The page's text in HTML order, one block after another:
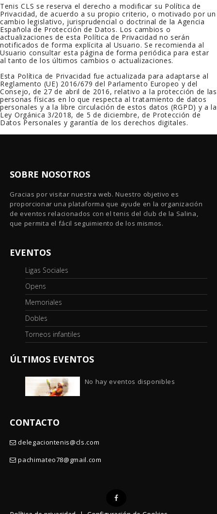
Tenis CLS se reserva el derecho a modificar su Política de
Privacidad, de acuerdo a su propio criterio, o motivado por un
cambio legislativo, jurisprudencial o doctrinal de la Agencia
Española de Protección de Datos. Los cambios o
actualizaciones de esta Política de Privacidad no serán
notificados de forma explícita al Usuario. Se recomienda al
Usuario consultar esta página de forma periódica para estar
al tanto de los últimos cambios o actualizaciones.
Esta Política de Privacidad fue actualizada para adaptarse al
Reglamento (UE) 2016/679 del Parlamento Europeo y del
Consejo, de 27 de abril de 2016, relativo a la protección de las
personas físicas en lo que respecta al tratamiento de datos
personales y a la libre circulación de estos datos (RGPD) y a la
Ley Orgánica 3/2018, de 5 de diciembre, de Protección de
Datos Personales y garantía de los derechos digitales.
SOBRE NOSOTROS
Gracias por visitar nuestra web. Nuestro objetivo es
proporcionar una plataforma que ayude en la organización
de eventos relacionados con el tenis del club de la Salina,
que permita el fácil seguimiento de los mismos.
EVENTOS
Ligas Sociales
Opens
Memoriales
Dobles
Torneos infantiles
ÚLTIMOS EVENTOS
No hay eventos disponibles
CONTACTO
delegaciontenis@cls.com
pachimateo78@gmail.com